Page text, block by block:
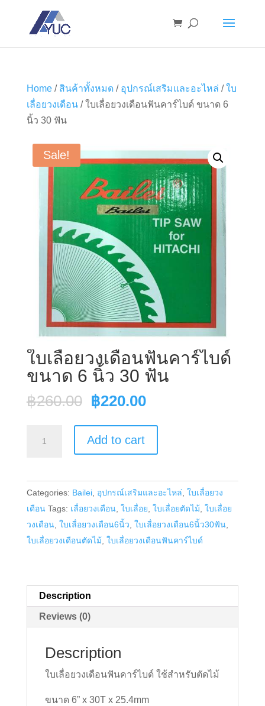
Home/ สินค้าทั้งหมด/ อุปกรณ์เสริมและอะไหล่ /ใบ
เลื่อยวงเดือน/ ใบเลื่อยวงเดือนฟันคาร์ไบด์ ขนาด 6
นิ้ว 30 ฟัน
Sale!
ใบเลื่อยวงเดือนฟันคาร์ไบด์
ขนาด 6 นิ้ว 30 ฟัน
฿260.00 Original
was:
฿260.00.
฿220.00Current
is:
฿220.00.
เดือน
ฟัน
คาร์ไบด์
ขนาด
6
quantity
Add to cart
Categories: Bailei, อุปกรณ์เสริมและอะไหล่, ใบเลื่อยวง
เดือน Tags: เลื่อยวงเดือน, ใบเลื่อย, ใบเลื่อยตัดไม้, ใบเลื่อย
วงเดือน, ใบเลื่อยวงเดือน6นิ้ว, ใบเลื่อยวงเดือน6นิ้ว30ฟัน,
ใบเลื่อยวงเดือนตัดไม้, ใบเลื่อยวงเดือนฟันคาร์ไบด์
Description
Reviews (0)
Description
ใบเลื่อยวงเดือนฟันคาร์ไบด์ ใช้สำหรับตัดไม้
ขนาด 6” x 30T x 25.4mm